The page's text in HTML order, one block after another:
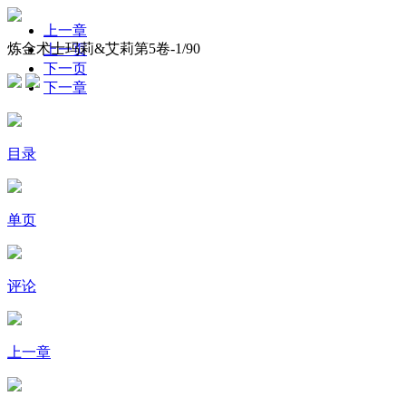
炼金术士玛莉&艾莉第5卷-1/90
上一章
上一页
下一页
下一章
目录
单页
评论
上一章